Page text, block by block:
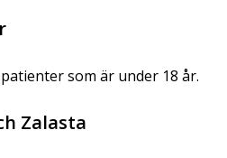
som är under 18 år.
Zalasta